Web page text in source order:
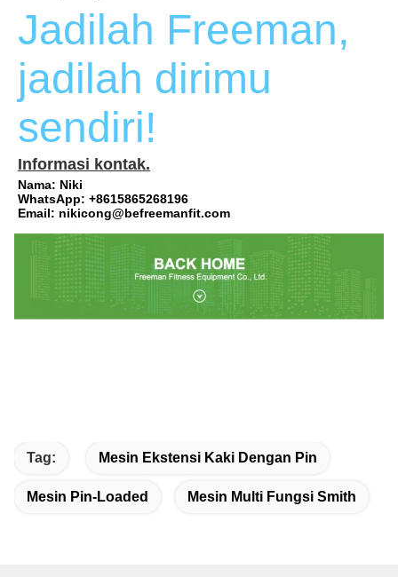
Jadilah Freeman,
jadilah dirimu
sendiri!
Informasi kontak.
Nama: Niki
WhatsApp: +8615865268196
Email: nikicong@befreemanfit.com
Tag: Mesin Ekstensi Kaki Dengan Pin
Mesin Pin-Loaded Mesin Multi Fungsi Smith